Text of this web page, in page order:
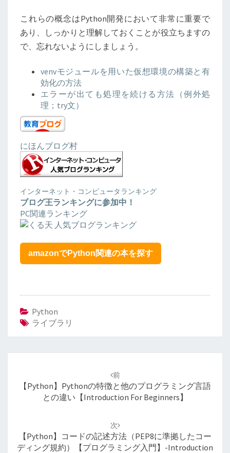
これらの概念はPython開発において非常に重要で
あり、しっかりと理解しておくことが役立ちますの
で、忘れないようにしましょう。
venvモジュールを用いた仮想環境の構築と有
効化の方法
エラーが出ても処理を続ける方法（例外処
理；try文）
にほんブログ村
インターネット・コンピュータランキング
ブログ王ランキングに参加中！
PC関連ランキング
amazonでPython関連の本を探す
Python
ライブラリ
ョ
前
【Python】Pythonの特徴と他のプログラミング言語
との違い【Introduction For Beginners】
次
【Python】コードの記述方法（PEP8に準拠したコー
ディング規約）【プログラミング入門】-Introduction